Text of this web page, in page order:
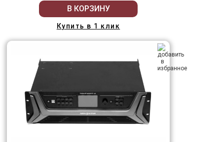
В КОРЗИНУ
Купить в 1 клик